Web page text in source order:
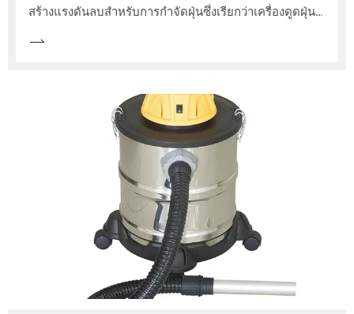
สร้างแรงดันลบสำหรับการกำจัดฝุ่นซึ่งเรียกว่าเครื่องดูดฝุ่น